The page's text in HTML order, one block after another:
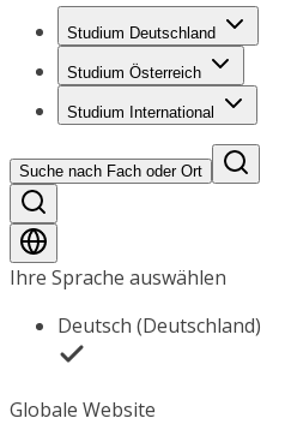
Studium Deutschland
Studium Österreich
Studium International
Suche nach Fach oder Ort
Ihre Sprache auswählen
Deutsch (Deutschland)
Globale Website